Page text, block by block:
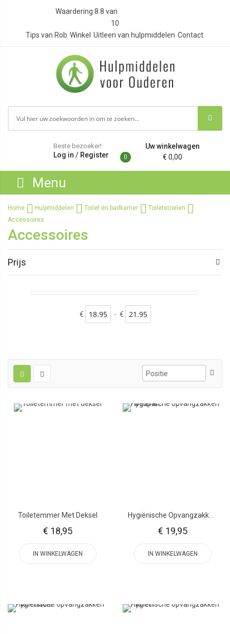
Waardering 8.8 van
10
Tips van Rob Winkel Uitleen van hulpmiddelen Contact
Beste bezoeker!
Log in / Register
Uw winkelwagen
0 € 0,00
Menu
Home Hulpmiddelen Toilet en badkamer
Toiletstoelen
Accessoires
Accessoires
Toiletemmer Met Deksel
€ 18,95
IN WINKELWAGEN
€ 19,95
IN WINKELWAGEN
Prijs
€ - €